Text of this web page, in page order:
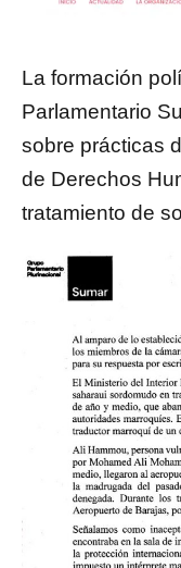
La formación
Parlamentario
sobre prácticas
de Derechos
tratamiento de